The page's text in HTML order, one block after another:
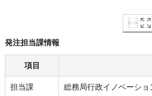
発注担当課情報
項目
担当課 総務局行政イノベーシ